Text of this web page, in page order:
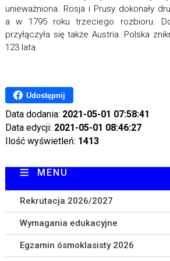
unieważniona. Rosja i Prusy dokonały
a w 1795 roku trzeciego rozbioru.
przyłączyła się także Austria. Polska
123 lata.
Udostępnij
Data dodania: 2021-05-01 07:58:41
Data edycji: 2021-05-01 08:46:27
Ilość wyświetleń: 1413
MENU
Rekrutacja 2026/2027
Wymagania edukacyjne
Egzamin ósmoklasisty 2026